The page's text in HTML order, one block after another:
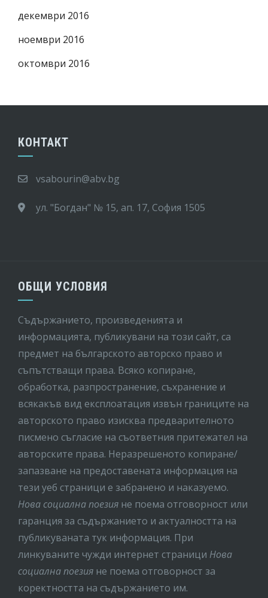
декември 2016
ноември 2016
октомври 2016
КОНТАКТ
vsabourin@abv.bg
ул. "Богдан" № 15, ап. 17, София 1505
ОБЩИ УСЛОВИЯ
Съдържанието, произведенията и
информацията, публикувани на този сайт, са
предмет на бългaрското авторско право и
съпътстващи права. Всяко копиране,
обработка, разпространение, съхранение и
всякакъв вид експлоатация извън границите на
авторското право изисква предварителното
писмено съгласие на съответния притежател на
авторските права. Неразрешеното копиране/
запазване на предоставената информация на
тези уеб страници е забранено и наказуемо.
Нова социална поезия не поема отговорност или
гаранция за съдържанието и актуалността на
публикуваната тук информация. При
линкуваните чужди интернет страници Нова
социална поезия не поема отговорност за
коректността на съдържанието им.